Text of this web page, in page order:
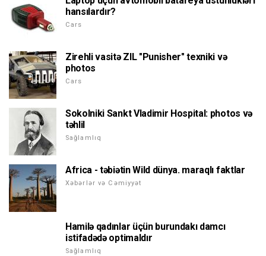
hansılardır?
Cars
Zirehli vasitə ZIL "Punisher" texniki və
photos
Cars
Sokolniki Sankt Vladimir Hospital: photos və
təhlil
Sağlamlıq
Africa - təbiətin Wild dünya. maraqlı faktlar
Xəbərlər və Cəmiyyət
Hamilə qadınlar üçün burundakı damcı
istifadədə optimaldır
Sağlamlıq